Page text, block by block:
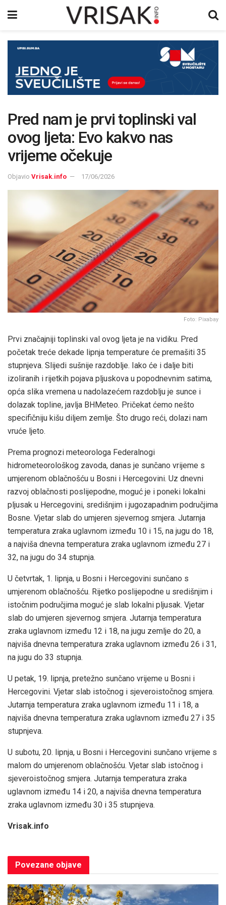
Pred nam je prvi toplinski val
ovog ljeta: Evo kakvo nas
vrijeme očekuje
Objavio Vrisak.info 17/06/2026
Foto: Pixabay
Prvi značajniji toplinski val ovog ljeta je na vidiku. Pred
početak treće dekade lipnja temperature će premašiti 35
stupnjeva. Slijedi sušnije razdoblje. Iako će i dalje biti
izoliranih i rijetkih pojava pljuskova u popodnevnim satima,
opća slika vremena u nadolazećem razdoblju je sunce i
dolazak topline, javlja BHMeteo. Pričekat ćemo nešto
specifičniju kišu diljem zemlje. Što drugo reći, dolazi nam
vruće ljeto.
Prema prognozi meteorologa Federalnogi
hidrometeorološkog zavoda, danas je sunčano vrijeme s
umjerenom oblačnošću u Bosni i Hercegovini. Uz dnevni
razvoj oblačnosti poslijepodne, moguć je i poneki lokalni
pljusak u Hercegovini, središnjim i jugozapadnim područjima
Bosne. Vjetar slab do umjeren sjevernog smjera. Jutarnja
temperatura zraka uglavnom između 10 i 15, na jugu do 18,
a najviša dnevna temperatura zraka uglavnom između 27 i
32, na jugu do 34 stupnja.
U četvrtak, 1. lipnja, u Bosni i Hercegovini sunčano s
umjerenom oblačnošću. Rijetko poslijepodne u središnjim i
istočnim područjima moguć je slab lokalni pljusak. Vjetar
slab do umjeren sjevernog smjera. Jutarnja temperatura
zraka uglavnom između 12 i 18, na jugu zemlje do 20, a
najviša dnevna temperatura zraka uglavnom između 26 i 31,
na jugu do 33 stupnja.
U petak, 19. lipnja, pretežno sunčano vrijeme u Bosni i
Hercegovini. Vjetar slab istočnog i sjeveroistočnog smjera.
Jutarnja temperatura zraka uglavnom između 11 i 18, a
najviša dnevna temperatura zraka uglavnom između 27 i 35
stupnjeva.
U subotu, 20. lipnja, u Bosni i Hercegovini sunčano vrijeme s
malom do umjerenom oblačnošću. Vjetar slab istočnog i
sjeveroistočnog smjera. Jutarnja temperatura zraka
uglavnom između 14 i 20, a najviša dnevna temperatura
zraka uglavnom između 30 i 35 stupnjeva.
Vrisak.info
Povezane objave